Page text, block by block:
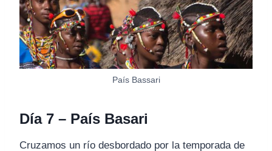
País Bassari
Día 7 – País Basari
Cruzamos un río desbordado por la temporada de